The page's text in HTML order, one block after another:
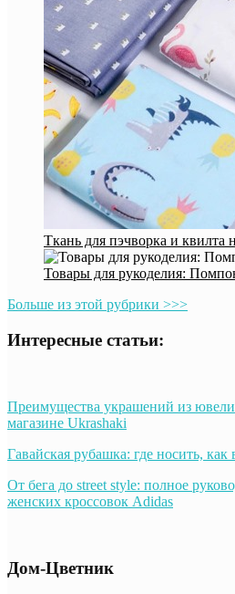
Ткань для пэчворка и квилта
Товары для рукоделия:
Больше из этой рубрики >>>
Интересные статьи:
Преимущества украшений из
магазине Ukrashaki
Гавайская рубашка: где носить, как
От бега до street style: полное
женских кроссовок Adidas
Дом-Цветник